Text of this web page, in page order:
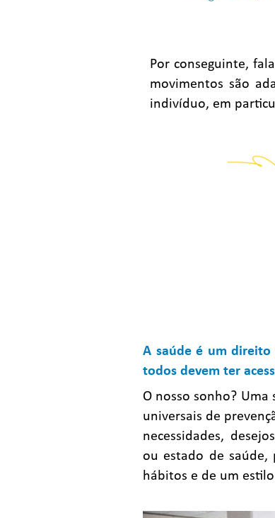
Por conseguinte,
movimentos são
indivíduo, em
A saúde é um direito
todos devem ter
O nosso sonho? Uma
universais de
necessidades,
ou estado de saúde,
hábitos e de um